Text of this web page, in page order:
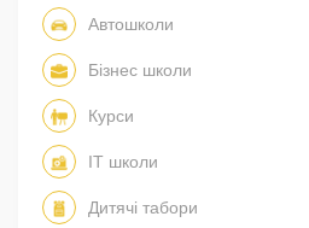
Автошколи
Бізнес школи
Курси
IT школи
Дитячі табори